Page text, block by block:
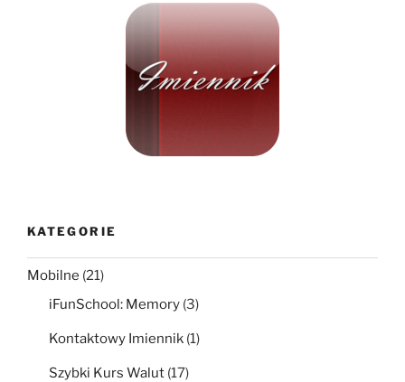
KATEGORIE
Mobilne (21)
iFunSchool: Memory (3)
Kontaktowy Imiennik (1)
Szybki Kurs Walut (17)